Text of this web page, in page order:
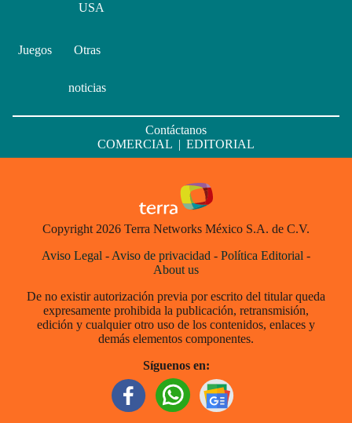
USA
Juegos Otras
noticias
Contáctanos
COMERCIAL | EDITORIAL
Copyright 2026 Terra Networks México S.A. de C.V.
Aviso Legal - Aviso de privacidad - Política Editorial -
About us
De no existir autorización previa por escrito del titular queda
expresamente prohibida la publicación, retransmisión,
edición y cualquier otro uso de los contenidos, enlaces y
demás elementos componentes.
Síguenos en: